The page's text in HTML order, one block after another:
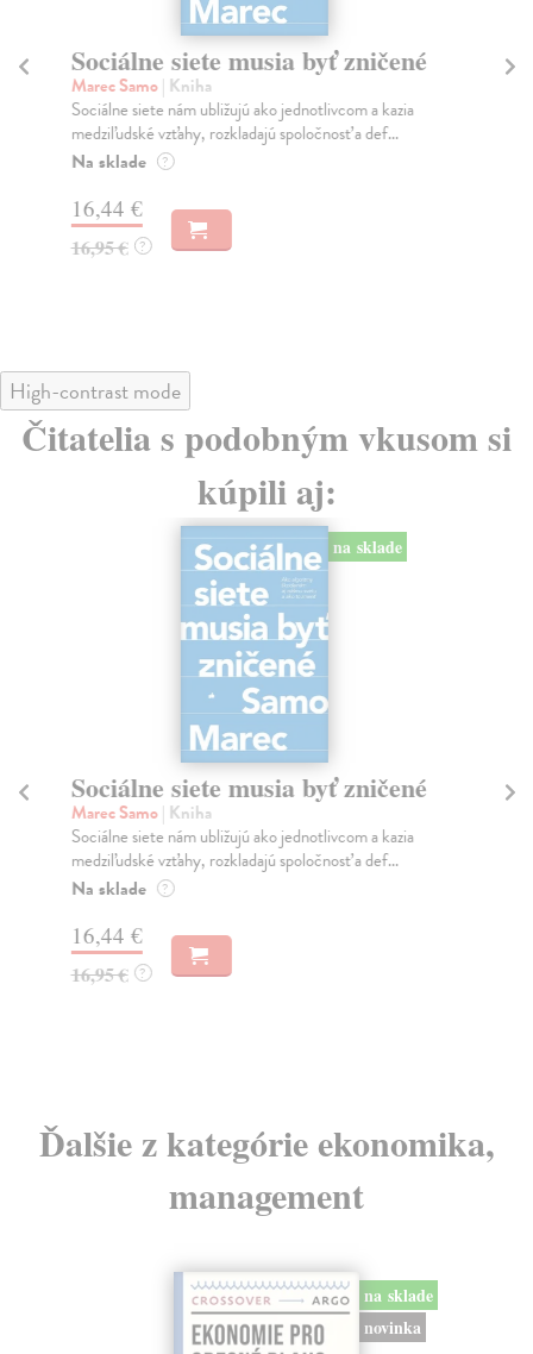
Sociálne siete musia byť zničené
Marec Samo| Kniha
Sociálne siete nám ubližujú ako jednotlivcom a kazia
medziľudské vzťahy, rozkladajú spoločnosť a def...
Na sklade ?
16,44 €
16,95 € ?
High-contrast mode
Čitatelia s podobným vkusom si
kúpili aj:
na sklade
Sociálne siete musia byť zničené
Marec Samo| Kniha
Sociálne siete nám ubližujú ako jednotlivcom a kazia
medziľudské vzťahy, rozkladajú spoločnosť a def...
Na sklade ?
16,44 €
16,95 € ?
Ďalšie z kategórie ekonomika,
management
na sklade
novinka